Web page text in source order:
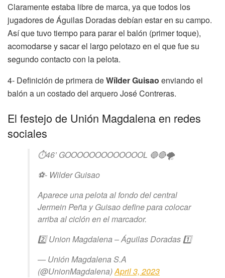
Claramente estaba libre de marca, ya que todos los
jugadores de Águilas Doradas debían estar en su campo.
Así que tuvo tiempo para parar el balón (primer toque),
acomodarse y sacar el largo pelotazo en el que fue su
segundo contacto con la pelota.
4- Definición de primera deWílder Guisao enviando el
balón a un costado del arquero José Contreras.
El festejo de Unión Magdalena en redes
sociales
⏱️46’ GOOOOOOOOOOOOOL 🔵🔴🌪️
⚽️- Wilder Guisao
Aparece una pelota al fondo del central
Jermein Peña y Guisao define para colocar
arriba al ciclón en el marcador.
2️⃣ Union Magdalena – Águilas Doradas 1️⃣
— Unión Magdalena S.A
(@UnionMagdalena)April 3, 2023